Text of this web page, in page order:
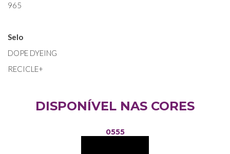
965
Selo
DOPE DYEING
RECICLE+
DISPONÍVEL NAS CORES
0555